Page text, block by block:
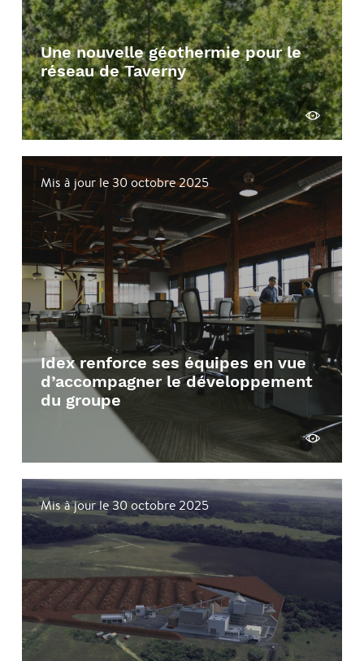
Une nouvelle géothermie pour le
réseau de Taverny
Voir
Mis à jour le 30 octobre 2025
Idex renforce ses équipes en vue
d’accompagner le développement
du groupe
Voir
Mis à jour le 30 octobre 2025